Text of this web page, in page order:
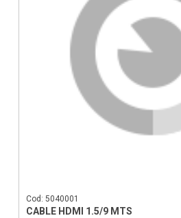
Cod: 5040001
CABLE HDMI 1.5/9 MTS